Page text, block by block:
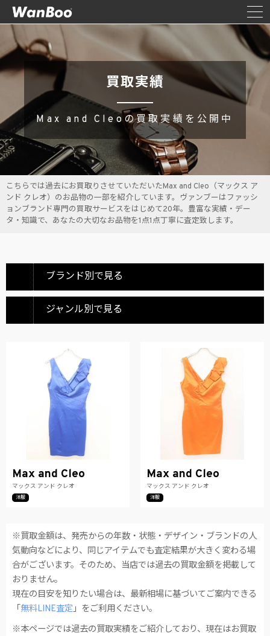
買取実績
Max and Cleoの買取実績を公開中
こちらでは過去にお買取りさせていただいたMax and Cleo（マックス ア
ンド クレオ）のお品物の一部を紹介しています。ヴァンブーはファッシ
ョンブランド専門の買取サービスをはじめて20年。豊富な実績・デー
タ・知識で、あなたの大切なお品物を1点1点丁寧に査定致します。
ブランド別で見る
ジャンル別で見る
Max and Cleo
マックス アンド クレオ
洋服
Max and Cleo
マックス アンド クレオ
洋服
※買取金額は、発売からの年数・状態・デザイン・ブランドの人
気動向などにより、同じアイテムでも査定結果が大きく変わる場
合がございます。そのため、当店では過去の買取金額を掲載して
おりません。
現在の目安を知りたい場合は、最新相場に基づいてご案内できる
「 無料LINE査定」をご利用ください。
※本ページでは過去の買取実績をご紹介しており、現在はお買取